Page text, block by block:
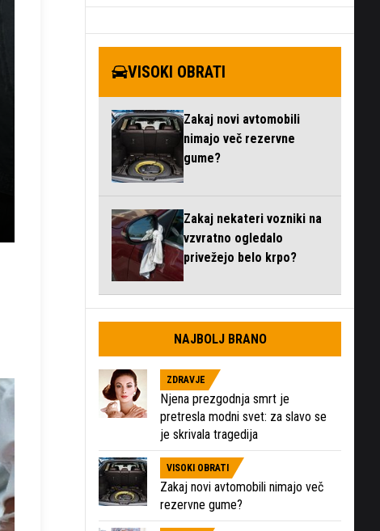
VISOKI OBRATI
Zakaj novi avtomobili
nimajo več rezervne
gume?
Zakaj nekateri vozniki na
vzvratno ogledalo
privežejo belo krpo?
NAJBOLJ BRANO
ZDRAVJE
Njena prezgodnja smrt je
pretresla modni svet: za slavo se
je skrivala tragedija
VISOKI OBRATI
Zakaj novi avtomobili nimajo več
rezervne gume?